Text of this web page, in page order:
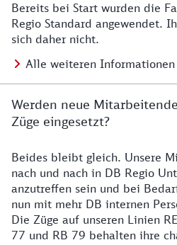
Details zu Fahrgastrechten
Bereits bei Start wurden die
Regio Standard angewendet.
sich daher nicht.
Alle weiteren Informationen
Werden neue
Züge eingesetzt?
Details zu den
Beides bleibt gleich. Unsere
nach und nach in DB Regio
anzutreffen sein und bei
nun mit mehr DB internen
Die Züge auf unseren Linien
77 und RB 79 behalten ihre